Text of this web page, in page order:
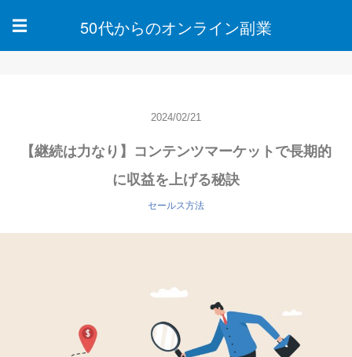
☰ 50代からのオンライン副業
2024/02/21
【継続は力なり】コンテンツマーケットで長期的
に収益を上げる秘訣
セールス方法